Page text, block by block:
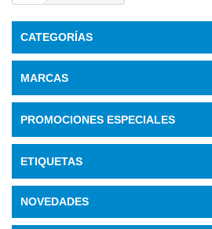
CATEGORÍAS
MARCAS
PROMOCIONES ESPECIALES
ETIQUETAS
NOVEDADES